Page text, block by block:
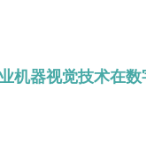
机器视觉技术在